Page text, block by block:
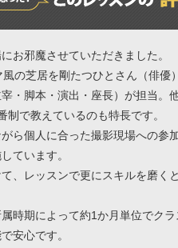
お邪魔させていただきました。
の芝居を剛たつひとさん（俳
・脚本・演出・座長）が担当。
制で教えているのも特長です。
ら個人に合った撮影現場への参
ています。
、レッスンで更にスキルを磨く
時期によって約1か月単位でク
安心です。